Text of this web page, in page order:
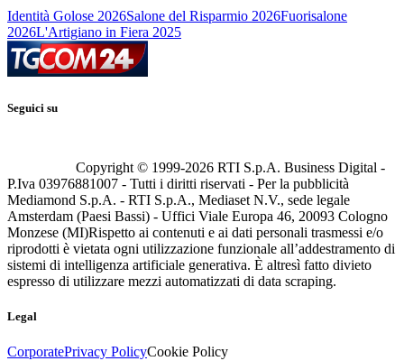
Identità Golose 2026Salone del Risparmio 2026Fuorisalone
2026L'Artigiano in Fiera 2025
Seguici su
Copyright © 1999-2026 RTI S.p.A. Business Digital -
P.Iva 03976881007 - Tutti i diritti riservati - Per la pubblicità
Mediamond S.p.A. - RTI S.p.A., Mediaset N.V., sede legale
Amsterdam (Paesi Bassi) - Uffici Viale Europa 46, 20093 Cologno
Monzese (MI)Rispetto ai contenuti e ai dati personali trasmessi e/o
riprodotti è vietata ogni utilizzazione funzionale all’addestramento di
sistemi di intelligenza artificiale generativa. È altresì fatto divieto
espresso di utilizzare mezzi automatizzati di data scraping.
Legal
CorporatePrivacy PolicyCookie Policy